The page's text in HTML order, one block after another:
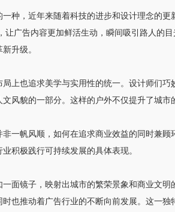
一种，近年来随着科技的进步和设计理念的
让广告内容更加鲜活生动，瞬间吸引路人的
升级。
上也追求美学与实用性的统一。设计师们
风貌的一部分。这样的户外不仅提升了城
一帆风顺，如何在追求商业效益的同时兼
积极践行可持续发展的具体表现。
面镜子，映射出城市的繁荣景象和商业文
也推动着广告行业的不断向前发展。这一独